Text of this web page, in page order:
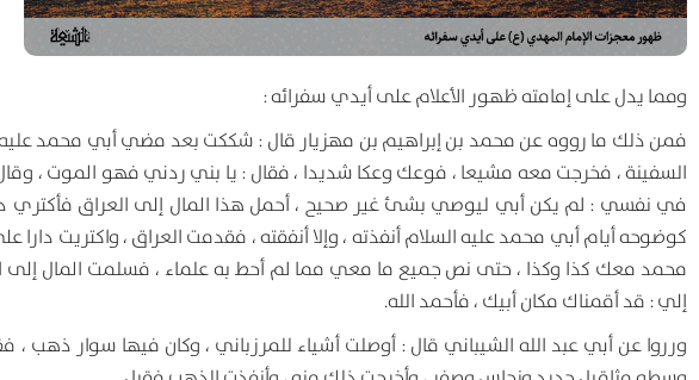
ومما يدل على إمامته ظهور الأعلام على أيدي سفرائه :
فمن ذلك ما رووه عن محمد بن إبراهيم بن مهزيار قال : شككت بعد مضي أبي محمد
السفينة ، فخرجت معه مشيعا ، فوعك وعكا شديدا ، فقال : يا بني ردني فهو الموت ،
في نفسي : لم يكن أبي ليوصي بشئ غير صحيح ، أحمل هذا المال إلى العراق فأكتري
كوضوحه أيام أبي محمد عليه السلام أنفذته ، وإلا أنفقته ، فقدمت العراق ، واكتريت دارا
محمد معك كذا وكذا ، حتى نص جميع ما معي مما لم أحط به علماء ، فسلمت المال إلى
إلي : قد أقمناك مكان أبيك ، فأحمد الله.
ورروا عن أبي عبد الله الشيباني قال : أوصلت أشياء للمرزباني ، وكان فيها سوار ذهب